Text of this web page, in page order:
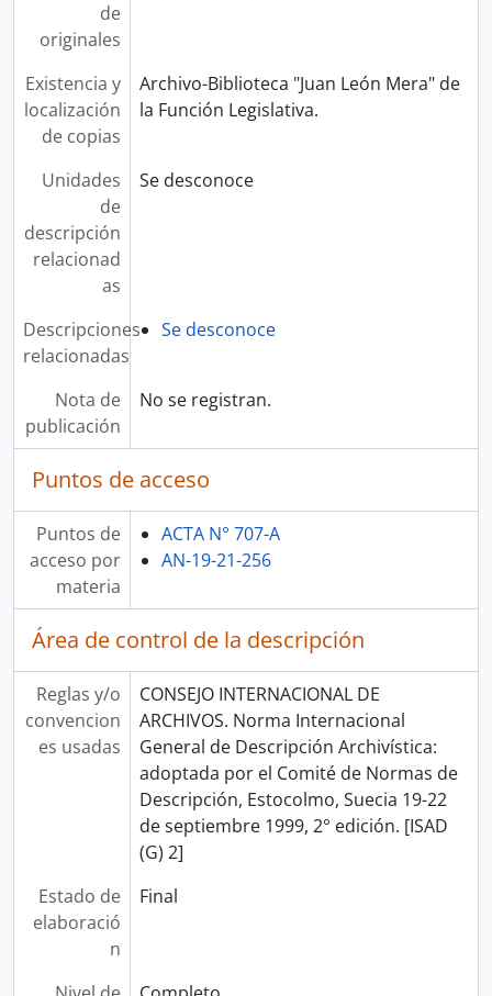
de
originales
Existencia y
localización
de copias
Archivo-Biblioteca "Juan León Mera" de
la Función Legislativa.
Unidades
de
descripción
relacionad
as
Se desconoce
Descripciones
relacionadas
Se desconoce
Nota de
publicación
No se registran.
Puntos de acceso
Puntos de
acceso por
materia
ACTA N° 707-A
AN-19-21-256
Área de control de la descripción
Reglas y/o
convencion
es usadas
CONSEJO INTERNACIONAL DE
ARCHIVOS. Norma Internacional
General de Descripción Archivística:
adoptada por el Comité de Normas de
Descripción, Estocolmo, Suecia 19-22
de septiembre 1999, 2° edición. [ISAD
(G) 2]
Estado de
elaboració
n
Final